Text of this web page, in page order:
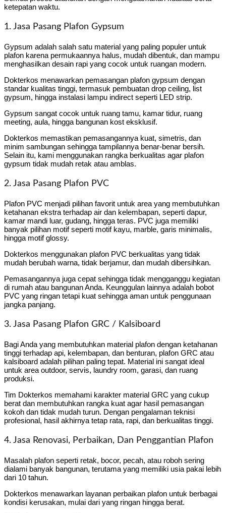
ketepatan waktu.
1. Jasa Pasang Plafon Gypsum
Gypsum adalah salah satu material yang paling populer untuk
plafon karena permukaannya halus, mudah dibentuk, dan mampu
menghasilkan desain rapi yang cocok untuk ruangan modern.
Dokterkos menawarkan pemasangan plafon gypsum dengan
standar kualitas tinggi, termasuk pembuatan drop ceiling, list
gypsum, hingga instalasi lampu indirect seperti LED strip.
Gypsum sangat cocok untuk ruang tamu, kamar tidur, ruang
meeting, aula, hingga bangunan kost eksklusif.
Dokterkos memastikan pemasangannya kuat, simetris, dan
minim sambungan sehingga tampilannya benar-benar bersih.
Selain itu, kami menggunakan rangka berkualitas agar plafon
gypsum tidak mudah retak atau amblas.
2. Jasa Pasang Plafon PVC
Plafon PVC menjadi pilihan favorit untuk area yang membutuhkan
ketahanan ekstra terhadap air dan kelembapan, seperti dapur,
kamar mandi luar, gudang, hingga teras. PVC juga memiliki
banyak pilihan motif seperti motif kayu, marble, garis minimalis,
hingga motif glossy.
Dokterkos menggunakan plafon PVC berkualitas yang tidak
mudah berubah warna, tidak berjamur, dan mudah dibersihkan.
Pemasangannya juga cepat sehingga tidak mengganggu kegiatan
di rumah atau bangunan Anda. Keunggulan lainnya adalah bobot
PVC yang ringan tetapi kuat sehingga aman untuk penggunaan
jangka panjang.
3. Jasa Pasang Plafon GRC / Kalsiboard
Bagi Anda yang membutuhkan material plafon dengan ketahanan
tinggi terhadap api, kelembapan, dan benturan, plafon GRC atau
kalsiboard adalah pilihan paling tepat. Material ini sangat ideal
untuk area outdoor, servis, laundry room, garasi, dan ruang
produksi.
Tim Dokterkos memahami karakter material GRC yang cukup
berat dan membutuhkan rangka kuat agar hasil pemasangan
kokoh dan tidak mudah turun. Dengan pengalaman teknisi
profesional, hasil akhirnya tetap rata, rapi, dan berkualitas tinggi.
4. Jasa Renovasi, Perbaikan, Dan Penggantian Plafon
Masalah plafon seperti retak, bocor, pecah, atau roboh sering
dialami banyak bangunan, terutama yang memiliki usia pakai lebih
dari 10 tahun.
Dokterkos menawarkan layanan perbaikan plafon untuk berbagai
kondisi kerusakan, mulai dari yang ringan hingga berat.